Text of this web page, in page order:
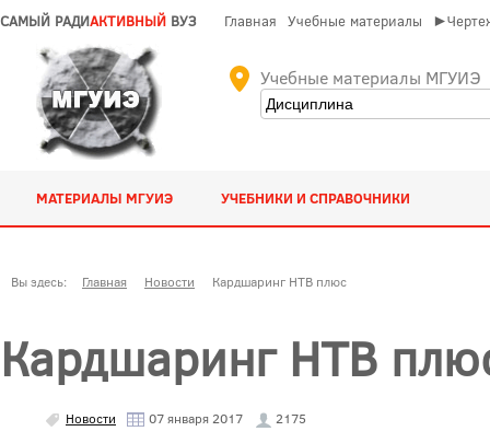
САМЫЙ РАДИАКТИВНЫЙ ВУЗ Главная Учебные материалы
Учебные материалы МГУИЭ
МАТЕРИАЛЫ МГУИЭ УЧЕБНИКИ И СПРАВОЧНИКИ
Вы здесь: Главная Новости Кардшаринг НТВ плюс
Кардшаринг НТВ
Новости 07 января 2017 2175